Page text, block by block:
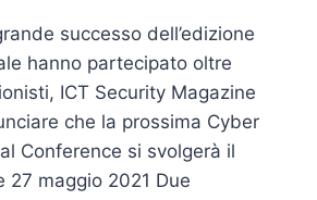
successo dell’edizione
hanno partecipato oltre
ICT Security Magazine
che la prossima Cyber
Conference si svolgerà il
27 maggio 2021 Due